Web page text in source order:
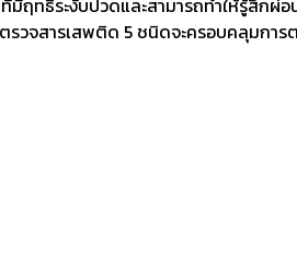
รวจสารเสพติด 5 ชนิดจะครอบคลุมการ